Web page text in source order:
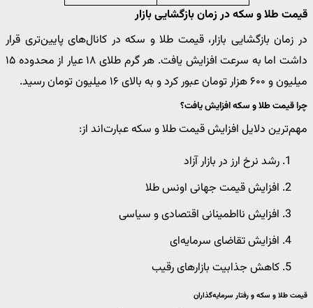
قیمت طلا و سکه در زمان بازگشایی بازار
در زمان بازگشایی بازار، قیمت طلا و سکه در کانال‌های پایین‌تری قرار
داشت اما به سرعت افزایش یافت. هر گرم طلای ۱۸ عیار از محدوده ۱۵
میلیون و ۶۰۰ هزار تومان عبور کرد و به بالای ۱۶ میلیون تومان رسید.
چرا قیمت طلا و سکه افزایش یافت؟
مهم‌ترین دلایل افزایش قیمت طلا و سکه عبارت‌اند از:
رشد نرخ ارز در بازار آزاد
افزایش قیمت جهانی اونس طلا
افزایش نااطمینانی اقتصادی و سیاسی
افزایش تقاضای سرمایه‌ای
کاهش جذابیت بازارهای رقیب
قیمت طلا و سکه و رفتار سرمایه‌گذاران